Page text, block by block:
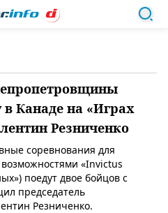
в Канаде на «Играх
Резниченко
соревнования для
«Invictus
поедут двое бойцов с
председатель
Резниченко.